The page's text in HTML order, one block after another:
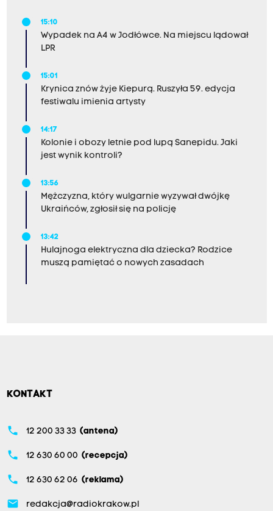
15:10
Wypadek na A4 w Jodłówce. Na miejscu lądował
LPR
15:01
Krynica znów żyje Kiepurą. Ruszyła 59. edycja
festiwalu imienia artysty
14:17
Kolonie i obozy letnie pod lupą Sanepidu. Jaki
jest wynik kontroli?
13:56
Mężczyzna, który wulgarnie wyzywał dwójkę
Ukraińców, zgłosił się na policję
13:42
Hulajnoga elektryczna dla dziecka? Rodzice
muszą pamiętać o nowych zasadach
KONTAKT
phone 12 200 33 33 (antena)
phone 12 630 60 00 (recepcja)
phone 12 630 62 06 (reklama)
email redakcja@radiokrakow.pl